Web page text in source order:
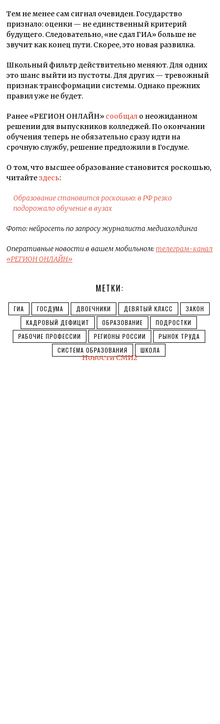
Тем не менее сам сигнал очевиден. Государство
признало: оценки — не единственный критерий
будущего. Следовательно, «не сдал ГИА» больше не
звучит как конец пути. Скорее, это новая развилка.
Школьный фильтр действительно меняют. Для одних
это шанс выйти из пустоты. Для других — тревожный
признак трансформации системы. Однако прежних
правил уже не будет.
Ранее «РЕГИОН ОНЛАЙН» сообщал о неожиданном
решении для выпускников колледжей. По окончании
обучения теперь не обязательно сразу идти на
срочную службу, решение предложили в Госдуме.
О том, что высшее образование становится роскошью,
читайте здесь:
Образование становится роскошью: в РФ резко
подорожало обучение в вузах
Фото: нейросеть по запросу журналиста медиахолдинга
Оперативные новости в вашем мобильном:телеграм-канал
«РЕГИОН ОНЛАЙН»
МЕТКИ:
ГИА ГОСДУМА ДВОЕЧНИКИ ДЕВЯТЫЙ КЛАСС
ЗАКОН
КАДРОВЫЙ ДЕФИЦИТ
ОБРАЗОВАНИЕ
ПОДРОСТКИ
РАБОЧИЕ ПРОФЕССИИ
РЕГИОНЫ РОССИИ
РЫНОК ТРУДА
СИСТЕМА ОБРАЗОВАНИЯ
ШКОЛА
Новости СМИ2